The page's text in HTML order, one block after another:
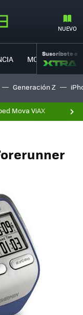
NUEVO
MOVILIDAD
Suscríbete a
Generación Z
Mova ViAX